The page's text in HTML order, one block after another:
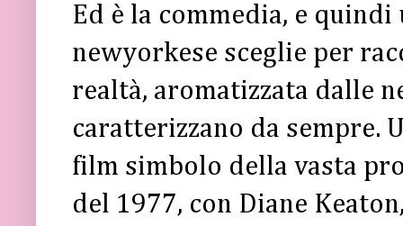
Ed è la commedia, e
newyorkese sceglie per
realtà, aromatizzata dalle
caratterizzano da sempre.
film simbolo della vasta
del 1977, con Diane